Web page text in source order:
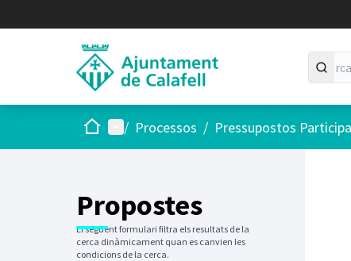
Inici Menú principal
/ Processos / Pressupostos
Propostes
El següent formulari filtra els resultats de la
cerca dinàmicament quan es canvien les
condicions de la cerca.